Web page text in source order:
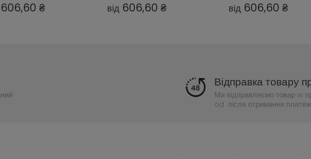
606,60 ₴ від 606,60 ₴ від 606,60 ₴
Відправка товару
Ми відправляємо товар w
od після отримання